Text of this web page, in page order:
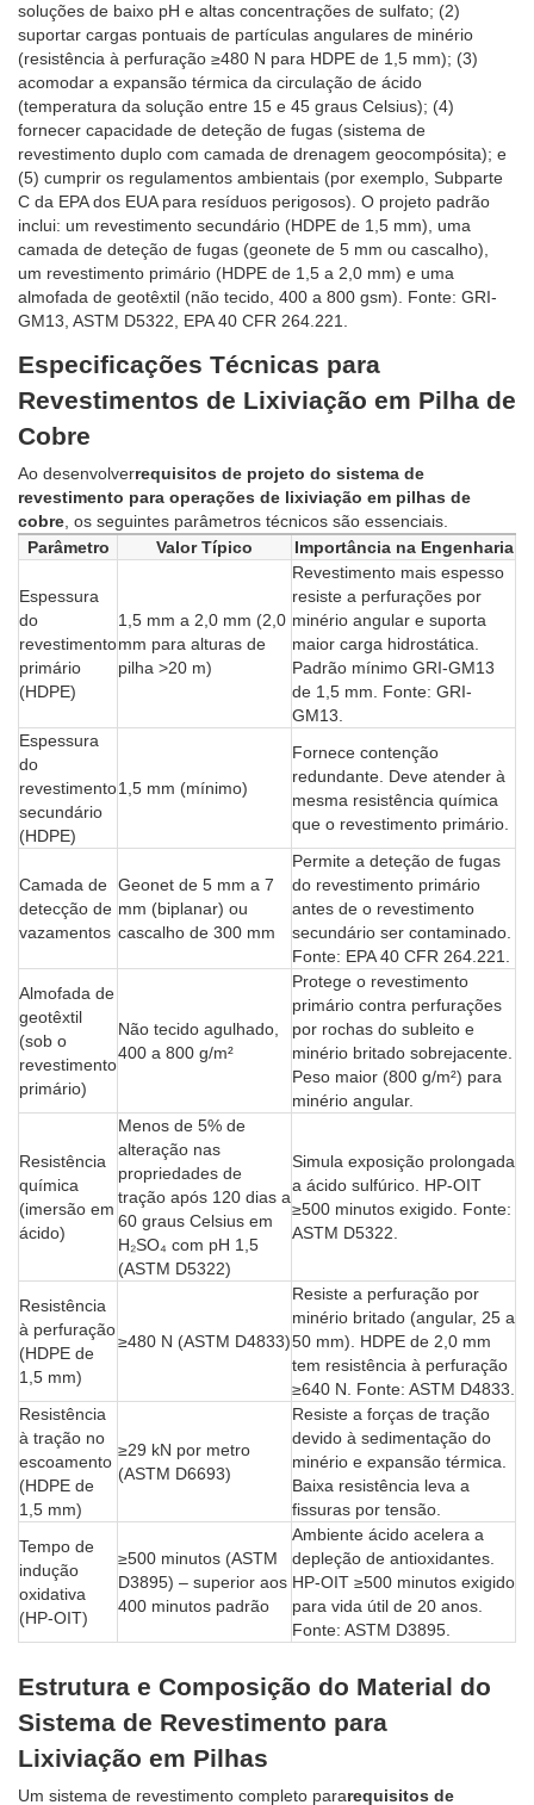
soluções de baixo pH e altas concentrações de sulfato; (2)
suportar cargas pontuais de partículas angulares de minério
(resistência à perfuração ≥480 N para HDPE de 1,5 mm); (3)
acomodar a expansão térmica da circulação de ácido
(temperatura da solução entre 15 e 45 graus Celsius); (4)
fornecer capacidade de deteção de fugas (sistema de
revestimento duplo com camada de drenagem geocompósita); e
(5) cumprir os regulamentos ambientais (por exemplo, Subparte
C da EPA dos EUA para resíduos perigosos). O projeto padrão
inclui: um revestimento secundário (HDPE de 1,5 mm), uma
camada de deteção de fugas (geonete de 5 mm ou cascalho),
um revestimento primário (HDPE de 1,5 a 2,0 mm) e uma
almofada de geotêxtil (não tecido, 400 a 800 gsm). Fonte: GRI-
GM13, ASTM D5322, EPA 40 CFR 264.221.
Especificações Técnicas para
Revestimentos de Lixiviação em Pilha de
Cobre
Ao desenvolverrequisitos de projeto do sistema de
revestimento para operações de lixiviação em pilhas de
cobre , os seguintes parâmetros técnicos são essenciais.
Parâmetro
Valor Típico Importância na Engenharia
Espessura
do
revestimento
primário
(HDPE)
1,5 mm a 2,0 mm (2,0
mm para alturas de
pilha >20 m)
Revestimento mais espesso
resiste a perfurações por
minério angular e suporta
maior carga hidrostática.
Padrão mínimo GRI-GM13
de 1,5 mm. Fonte: GRI-
GM13.
Espessura
do
revestimento
secundário
(HDPE)
1,5 mm (mínimo)
Fornece contenção
redundante. Deve atender à
mesma resistência química
que o revestimento primário.
Camada de
detecção de
vazamentos
Geonet de 5 mm a 7
mm (biplanar) ou
cascalho de 300 mm
Permite a deteção de fugas
do revestimento primário
antes de o revestimento
secundário ser contaminado.
Fonte: EPA 40 CFR 264.221.
Almofada de
geotêxtil
(sob o
revestimento
primário)
Não tecido agulhado,
400 a 800 g/m²
Protege o revestimento
primário contra perfurações
por rochas do subleito e
minério britado sobrejacente.
Peso maior (800 g/m²) para
minério angular.
Resistência
química
(imersão em
ácido)
Menos de 5% de
alteração nas
propriedades de
tração após 120 dias a
60 graus Celsius em
H₂SO₄ com pH 1,5
(ASTM D5322)
Simula exposição prolongada
a ácido sulfúrico. HP-OIT
≥500 minutos exigido. Fonte:
ASTM D5322.
Resistência
à perfuração
(HDPE de
1,5 mm)
≥480 N (ASTM D4833)
Resiste a perfuração por
minério britado (angular, 25 a
50 mm). HDPE de 2,0 mm
tem resistência à perfuração
≥640 N. Fonte: ASTM D4833.
Resistência
à tração no
escoamento
(HDPE de
1,5 mm)
≥29 kN por metro
(ASTM D6693)
Resiste a forças de tração
devido à sedimentação do
minério e expansão térmica.
Baixa resistência leva a
fissuras por tensão.
Tempo de
indução
oxidativa
(HP-OIT)
≥500 minutos (ASTM
D3895) – superior aos
400 minutos padrão
Ambiente ácido acelera a
depleção de antioxidantes.
HP-OIT ≥500 minutos exigido
para vida útil de 20 anos.
Fonte: ASTM D3895.
Estrutura e Composição do Material do
Sistema de Revestimento para
Lixiviação em Pilhas
Um sistema de revestimento completo pararequisitos de